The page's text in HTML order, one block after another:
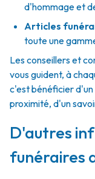
d'hommage et
Articles
toute une
Les conseillers et
vous guident, à
c'est bénéficier
proximité, d'un
D'autres
funéraires